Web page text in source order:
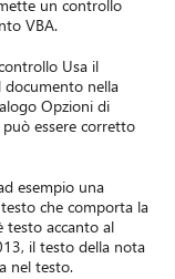
un controllo
VBA.
Usa il
nella
Opzioni di
essere corretto
esempio una
che comporta la
testo accanto al
il testo della nota
nel testo.